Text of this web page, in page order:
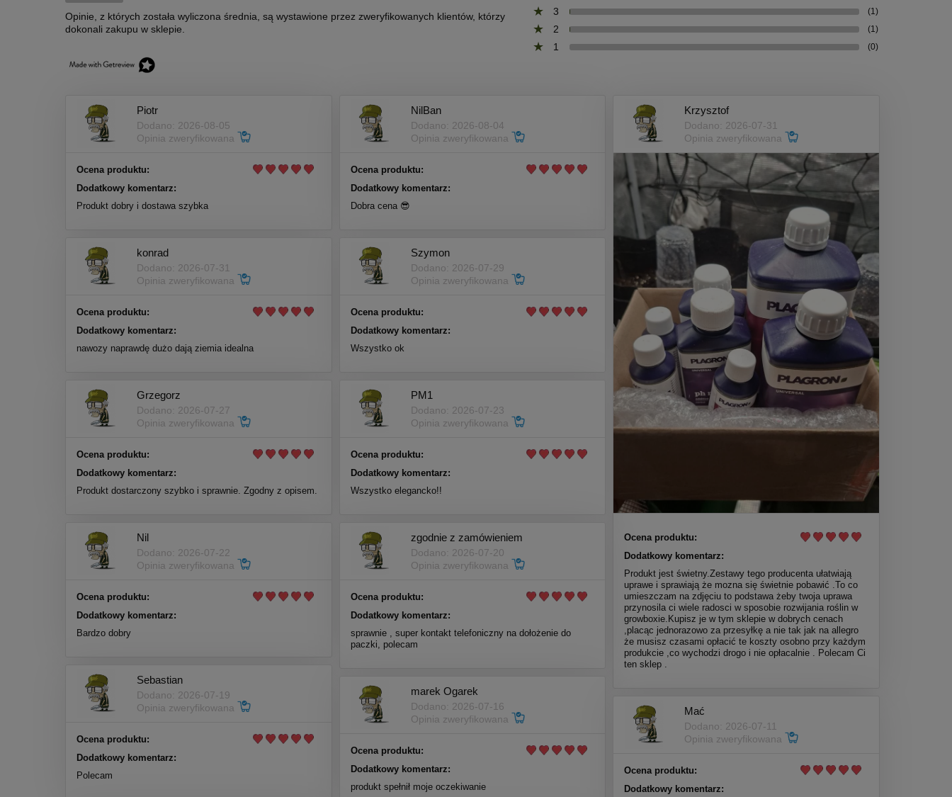
Opinie, z których została wyliczona średnia, są wystawione przez zweryfikowanych klientów, którzy
dokonali zakupu w sklepie.
3 (1)
2 (1)
1 (0)
Piotr
Dodano: 2026-08-05
Opinia zweryfikowana
Ocena produktu:
Dodatkowy komentarz:
Produkt dobry i dostawa szybka
NilBan
Dodano: 2026-08-04
Opinia zweryfikowana
Ocena produktu:
Dodatkowy komentarz:
Dobra cena 😎
Krzysztof
Dodano: 2026-07-31
Opinia zweryfikowana
Ocena produktu:
Dodatkowy komentarz:
Produkt jest świetny.Zestawy tego producenta ułatwiają
uprawe i sprawiają że mozna się świetnie pobawić .To co
umieszczam na zdjęciu to podstawa żeby twoja uprawa
przynosila ci wiele radosci w sposobie rozwijania roślin w
growboxie.Kupisz je w tym sklepie w dobrych cenach
,placąc jednorazowo za przesyłkę a nie tak jak na allegro
że musisz czasami opłacić te koszty osobno przy każdym
produkcie ,co wychodzi drogo i nie opłacalnie . Polecam Ci
ten sklep .
konrad
Dodano: 2026-07-31
Opinia zweryfikowana
Ocena produktu:
Dodatkowy komentarz:
nawozy naprawdę dużo dają ziemia idealna
Szymon
Dodano: 2026-07-29
Opinia zweryfikowana
Ocena produktu:
Dodatkowy komentarz:
Wszystko ok
Grzegorz
Dodano: 2026-07-27
Opinia zweryfikowana
Ocena produktu:
Dodatkowy komentarz:
Produkt dostarczony szybko i sprawnie. Zgodny z opisem.
PM1
Dodano: 2026-07-23
Opinia zweryfikowana
Ocena produktu:
Dodatkowy komentarz:
Wszystko elegancko!!
Nil
Dodano: 2026-07-22
Opinia zweryfikowana
Ocena produktu:
Dodatkowy komentarz:
Bardzo dobry
zgodnie z zamówieniem
Dodano: 2026-07-20
Opinia zweryfikowana
Ocena produktu:
Dodatkowy komentarz:
sprawnie , super kontakt telefoniczny na dołożenie do
paczki, polecam
Sebastian
Dodano: 2026-07-19
Opinia zweryfikowana
Ocena produktu:
Dodatkowy komentarz:
Polecam
marek Ogarek
Dodano: 2026-07-16
Opinia zweryfikowana
Ocena produktu:
Dodatkowy komentarz:
produkt spełnił moje oczekiwanie
Mać
Dodano: 2026-07-11
Opinia zweryfikowana
Ocena produktu:
Dodatkowy komentarz: